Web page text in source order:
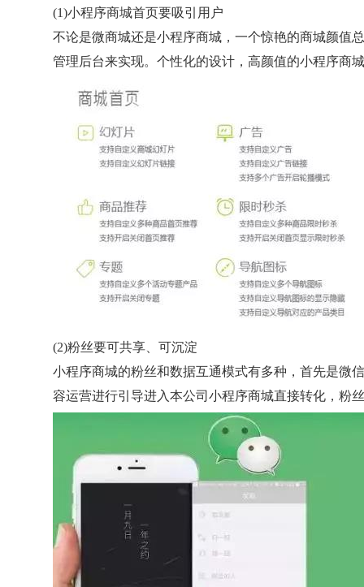
(1)小程序商城首页要吸引用户
不论是微商城还是小程序商城，一个惊艳的商城颜值
管理后台来实现。个性化的设计，高颜值的小程序商
(2)粉丝要可共享、可沉淀
小程序商城的粉丝和数据互通模式有多种，首先是微
容运营进行引导进入本公司小程序商城直接转化，粉
添加客户经理
立即咨询与获取报价